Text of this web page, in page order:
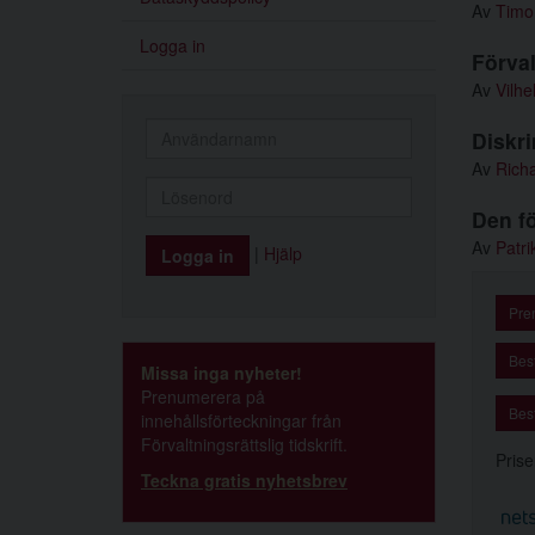
Logga in
Hjälp
Missa inga nyheter!
Prenumerera på
innehållsförteckningar från
Förvaltningsrättslig tidskrift.
Teckna gratis nyhetsbrev
Av
Av
Av
Den
Av